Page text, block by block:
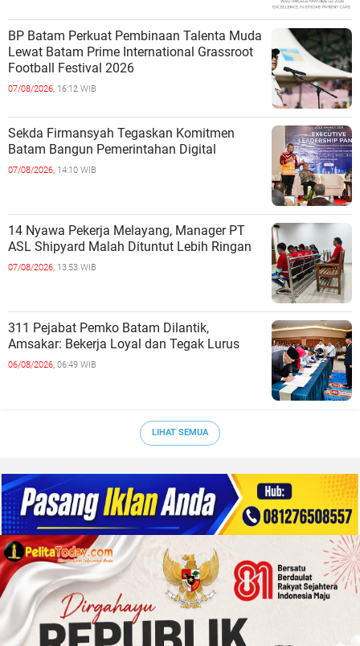
BP Batam Perkuat Pembinaan Talenta Muda
Lewat Batam Prime International Grassroot
Football Festival 2026
07/08/2026, 16:12 WIB
Sekda Firmansyah Tegaskan Komitmen
Batam Bangun Pemerintahan Digital
07/08/2026, 14:10 WIB
14 Nyawa Pekerja Melayang, Manager PT
ASL Shipyard Malah Dituntut Lebih Ringan
07/08/2026, 13:53 WIB
311 Pejabat Pemko Batam Dilantik,
Amsakar: Bekerja Loyal dan Tegak Lurus
06/08/2026, 06:49 WIB
LIHAT SEMUA